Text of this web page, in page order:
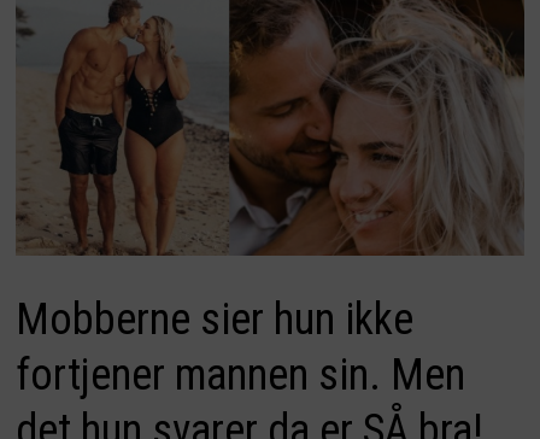
Mobberne sier hun ikke
fortjener mannen sin. Men